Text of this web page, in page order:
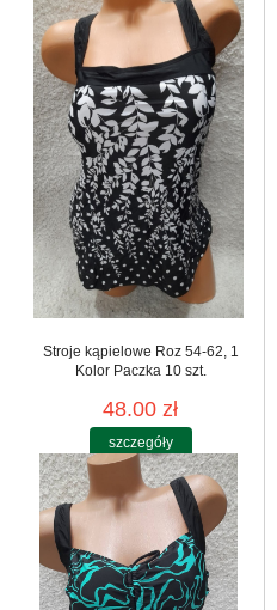
Stroje kąpielowe Roz 54-62, 1
Kolor Paczka 10 szt.
48.00 zł
szczegóły